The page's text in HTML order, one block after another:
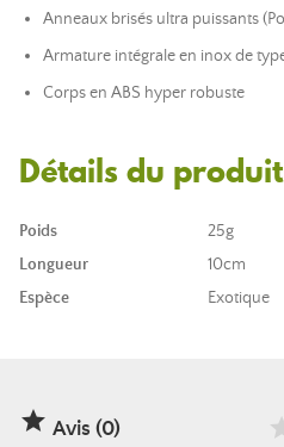
Anneaux brisés ultra puissants
Armature intégrale en inox de
Corps en ABS hyper robuste
Détails du produit
Poids
25g
Longueur
10cm
Espèce
Exotique
 Avis (0)